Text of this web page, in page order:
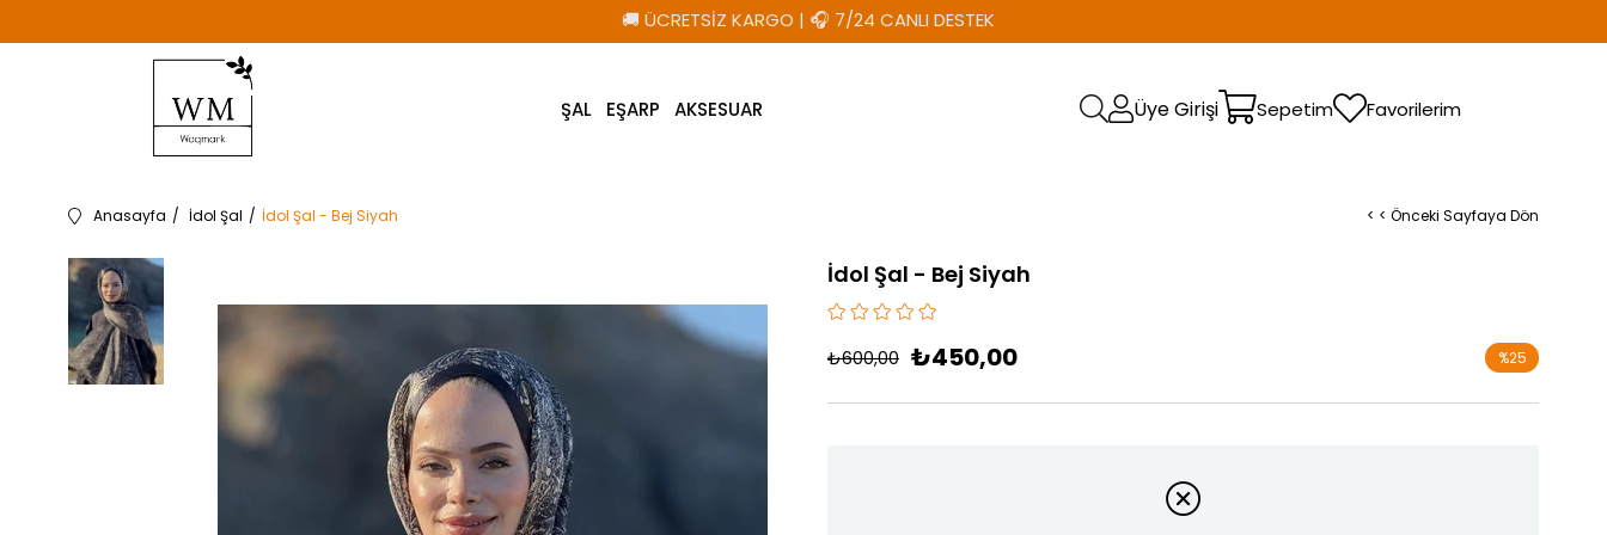
🚚 ÜCRETSİZ KARGO | 🎧 7/24 CANLI DESTEK
ŞAL EŞARP AKSESUAR Üye Girişi Sepetim Favorilerim
Anasayfa İdol Şal İdol Şal - Bej Siyah < < Önceki Sayfaya Dön
İdol Şal - Bej Siyah
₺600,00 ₺450,00 %25